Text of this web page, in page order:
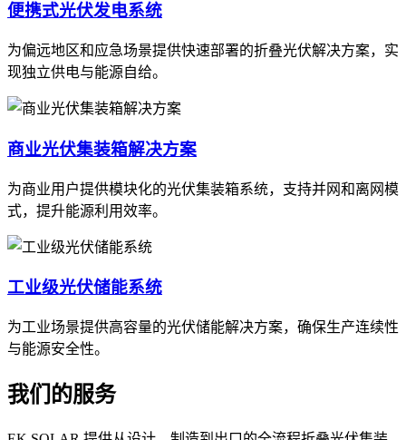
便携式光伏发电系统
为偏远地区和应急场景提供快速部署的折叠光伏解决方案，实
现独立供电与能源自给。
商业光伏集装箱解决方案
为商业用户提供模块化的光伏集装箱系统，支持并网和离网模
式，提升能源利用效率。
工业级光伏储能系统
为工业场景提供高容量的光伏储能解决方案，确保生产连续性
与能源安全性。
我们的服务